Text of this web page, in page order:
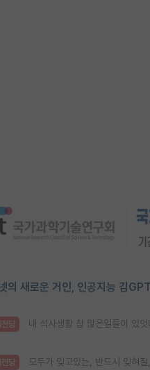
의 새로운 거인, 인공지능 김
전당 내 석사생활 참 많은일들이 있엇
전당 모두가 잊고있는, 반드시 잊혀